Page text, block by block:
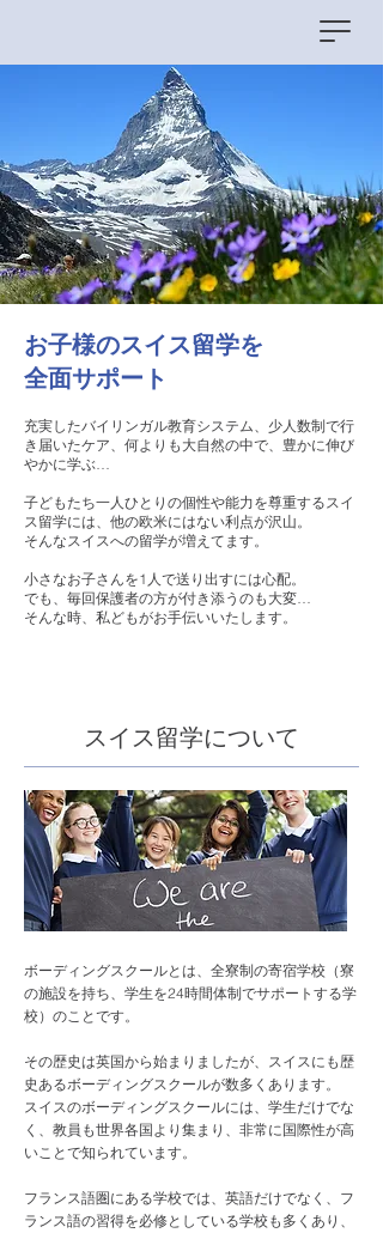
​お子様のスイス留学を
​全面サポート
充実したバイリンガル教育システム、少人数制で行
き届いたケア、何よりも大自然の中で、豊かに伸び
やかに学ぶ…
子どもたち一人ひとりの個性や能力を尊重するスイ
ス留学には、他の欧米にはない利点が沢山。
そんなスイスへの留学が増えてます。
小さなお子さんを1人で送り出すには心配。
でも、毎回保護者の方が付き添うのも大変…
そんな時、私どもがお手伝いいたします。
​スイス留学について
​ボーディングスクールとは、全寮制の寄宿学校（寮
の施設を持ち、学生を24時間体制でサポートする学
校）のことです。
​その歴史は英国から始まりましたが、スイスにも歴
史あるボーディングスクールが数多くあります。
スイスのボーディングスクールには、学生だけでな
く、教員も世界各国より集まり、非常に国際性が高
いことで知られています。
フランス語圏にある学校では、英語だけでなく、フ
ランス語の習得を必修としている学校も多くあり、